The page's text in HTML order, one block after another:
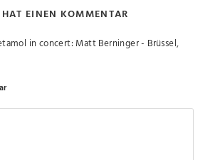
EINEN KOMMENTAR
in concert: Matt Berninger - Brüssel,